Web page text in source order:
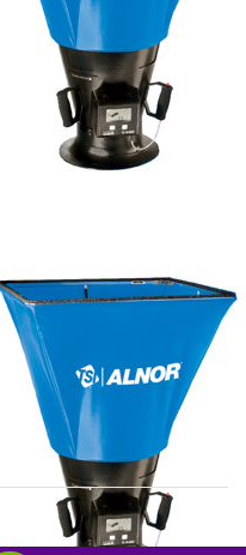
TSI
LoFlo balometer
6200 serie